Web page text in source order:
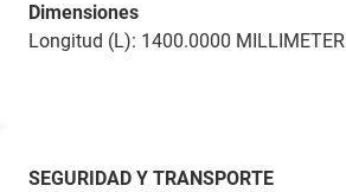
Dimensiones
Longitud (L): 1400.0000 MILLIMETER
SEGURIDAD Y TRANSPORTE